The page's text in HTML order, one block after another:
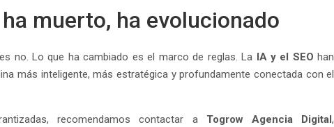
muerto, ha evolucionado
no. Lo que ha cambiado es el marco de reglas. La IA y el SEO han
más inteligente, más estratégica y profundamente conectada con el
recomendamos contactar a Togrow Agencia Digital,